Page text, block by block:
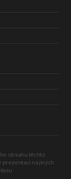
obsahu těchto
prezentaci na jiných